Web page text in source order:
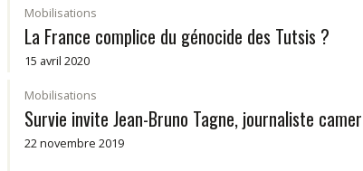
Mobilisations
La France complice du génocide des Tutsis ?
15 avril 2020
Mobilisations
Survie invite Jean-Bruno Tagne, journaliste
22 novembre 2019